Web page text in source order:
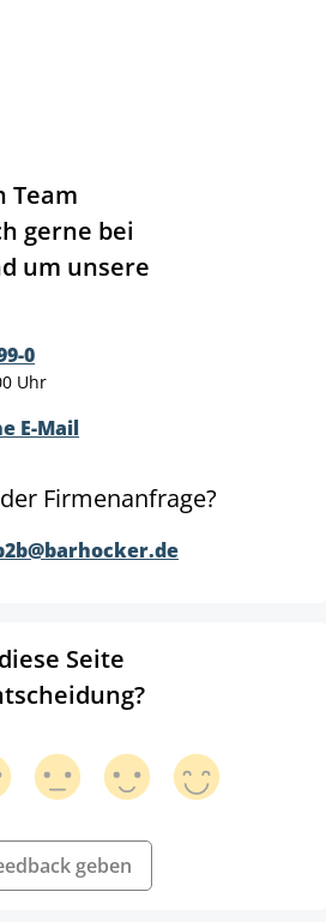
Team
gerne bei
um unsere
0
Uhr
E-Mail
Firmenanfrage?
Seite
geben